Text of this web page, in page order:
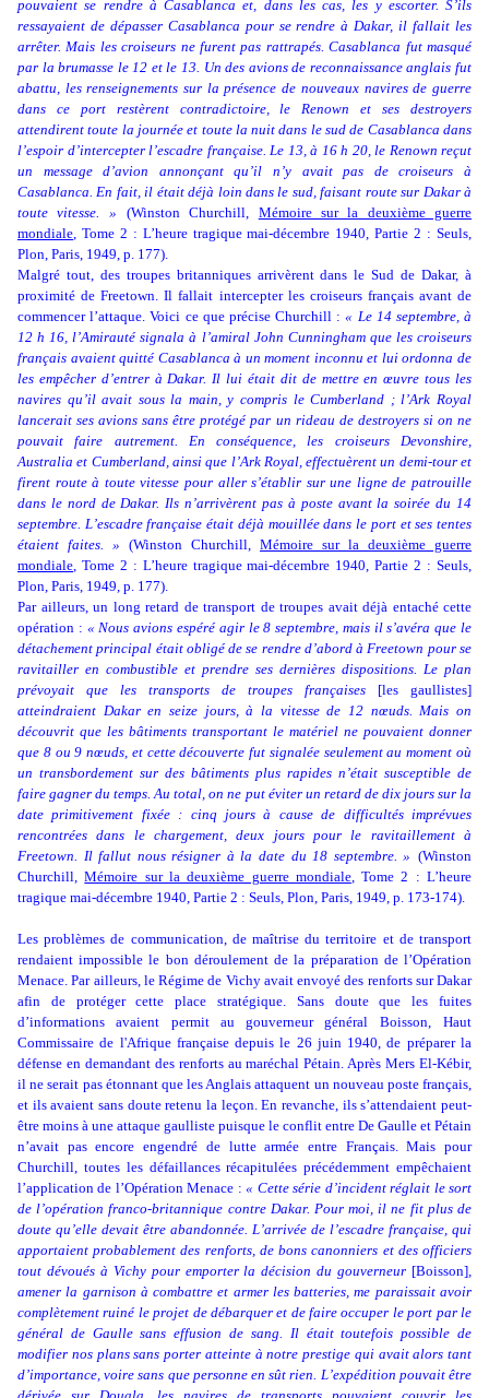
pouvaient se rendre à Casablanca et, dans les cas, les y escorter. S’ils
ressayaient de dépasser Casablanca pour se rendre à Dakar, il fallait les
arrêter. Mais les croiseurs ne furent pas rattrapés. Casablanca fut masqué
par la brumasse le 12 et le 13. Un des avions de reconnaissance anglais fut
abattu, les renseignements sur la présence de nouveaux navires de guerre
dans ce port restèrent contradictoire, le Renown et ses destroyers
attendirent toute la journée et toute la nuit dans le sud de Casablanca dans
l’espoir d’intercepter l’escadre française. Le 13, à 16 h 20, le Renown reçut
un message d’avion annonçant qu’il n’y avait pas de croiseurs à
Casablanca. En fait, il était déjà loin dans le sud, faisant route sur Dakar à
toute vitesse. »
(Winston Churchill, Mémoire sur la deuxième guerre
mondiale, Tome 2 : L’heure tragique mai-décembre 1940, Partie 2 : Seuls,
Plon, Paris, 1949, p. 177).
Malgré tout, des troupes britanniques arrivèrent dans le Sud de Dakar, à
proximité de Freetown. Il fallait intercepter les croiseurs français avant de
commencer l’attaque. Voici ce que précise Churchill :« Le 14 septembre, à
12 h 16, l’Amirauté signala à l’amiral John Cunningham que les croiseurs
français avaient quitté Casablanca à un moment inconnu et lui ordonna de
les empêcher d’entrer à Dakar. Il lui était dit de mettre en œuvre tous les
navires qu’il avait sous la main, y compris le Cumberland ; l’Ark Royal
lancerait ses avions sans être protégé par un rideau de destroyers si on ne
pouvait faire autrement. En conséquence, les croiseurs Devonshire,
Australia et Cumberland, ainsi que l’Ark Royal, effectuèrent un demi-tour et
firent route à toute vitesse pour aller s’établir sur une ligne de patrouille
dans le nord de Dakar. Ils n’arrivèrent pas à poste avant la soirée du 14
septembre. L’escadre française était déjà mouillée dans le port et ses tentes
étaient faites. » (Winston Churchill, Mémoire sur la deuxième guerre
mondiale, Tome 2 : L’heure tragique mai-décembre 1940, Partie 2 : Seuls,
Plon, Paris, 1949, p. 177).
Par ailleurs, un long retard de transport de troupes avait déjà entaché cette
opération : « Nous avions espéré agir le 8 septembre, mais il s’avéra que le
détachement principal était obligé de se rendre d’abord à Freetown pour se
ravitailler en combustible et prendre ses dernières dispositions. Le plan
prévoyait que les transports de troupes françaises [les gaullistes]
atteindraient Dakar en seize jours, à la vitesse de 12 nœuds. Mais on
découvrit que les bâtiments transportant le matériel ne pouvaient donner
que 8 ou 9 nœuds, et cette découverte fut signalée seulement au moment où
un transbordement sur des bâtiments plus rapides n’était susceptible de
faire gagner du temps. Au total, on ne put éviter un retard de dix jours sur la
date primitivement fixée : cinq jours à cause de difficultés imprévues
rencontrées dans le chargement, deux jours pour le ravitaillement à
Freetown. Il fallut nous résigner à la date du 18 septembre. » (Winston
Churchill,Mémoire sur la deuxième guerre mondiale, Tome 2 : L’heure
tragique mai-décembre 1940, Partie 2 : Seuls, Plon, Paris, 1949, p. 173-174).
Les problèmes de communication, de maîtrise du territoire et de transport
rendaient impossible le bon déroulement de la préparation de l’Opération
Menace. Par ailleurs, le Régime de Vichy avait envoyé des renforts sur Dakar
afin de protéger cette place stratégique. Sans doute que les fuites
d’informations avaient permit au gouverneur général Boisson,
Haut
Commissaire de l'Afrique française depuis le 26 juin 1940, de préparer la
défense en demandant des renforts au maréchal Pétain. Après Mers El-Kébir,
il ne serait pas étonnant que les Anglais attaquent un nouveau poste français,
et ils avaient sans doute retenu la leçon. En revanche, ils s’attendaient peut-
être moins à une attaque gaulliste puisque le conflit entre De Gaulle et Pétain
n’avait pas encore engendré de lutte armée entre Français. Mais pour
Churchill, toutes les défaillances récapitulées précédemment empêchaient
l’application de l’Opération Menace :« Cette série d’incident réglait le sort
de l’opération franco-britannique contre Dakar. Pour moi, il ne fit plus de
doute qu’elle devait être abandonnée. L’arrivée de l’escadre française, qui
apportaient probablement des renforts, de bons canonniers et des officiers
tout dévoués à Vichy pour emporter la décision du gouverneur [Boisson],
amener la garnison à combattre et armer les batteries, me paraissait avoir
complètement ruiné le projet de débarquer et de faire occuper le port par le
général de Gaulle sans effusion de sang. Il était toutefois possible de
modifier nos plans sans porter atteinte à notre prestige qui avait alors tant
d’importance, voire sans que personne en sût rien. L’expédition pouvait être